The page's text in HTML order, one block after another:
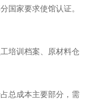
国家要求使馆认证。
培训档案、原材料仓
总成本主要部分，需